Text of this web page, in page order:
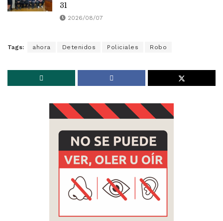
31
2026/08/07
Tags: ahora Detenidos Policiales Robo